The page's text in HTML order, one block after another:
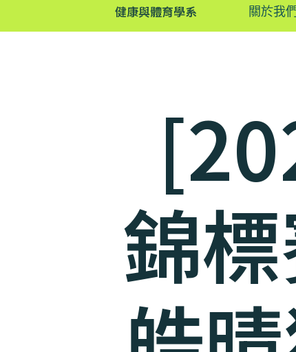
健康與體育學系 關於我們
錦